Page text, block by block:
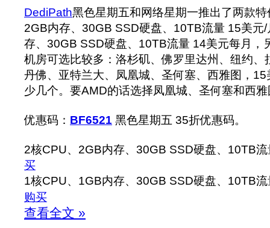
DediPath黑色星期五和网络星期一推出了两款
2GB内存、30GB SSD硬盘、10TB流量 15美元
存、30GB SSD硬盘、10TB流量 14美元每月，
机房可选比较多：洛杉矶、佛罗里达州、纽约、
丹佛、亚特兰大、凤凰城、圣何塞、西雅图，
少几个。要AMD的话选择凤凰城、圣何塞和西
优惠码： BF6521 黑色星期五 35折优惠码。
2核CPU、2GB内存、30GB SSD硬盘、10TB
买
1核CPU、1GB内存、30GB SSD硬盘、10TB
购买
查看全文 »